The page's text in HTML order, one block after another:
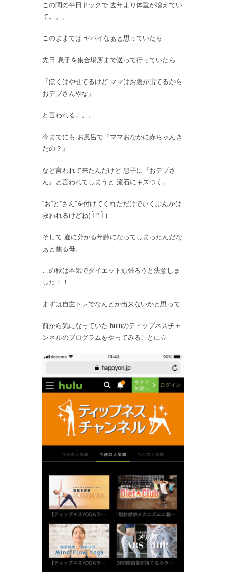
この間の半日ドックで 去年より体重が増えてい
て。。。
このままでは ヤバイなぁと思っていたら
先日 息子を集合場所まで送って行っていたら
『ぼくはやせてるけど ママはお腹が出てるから
おデブさんやな』
と言われる。。。
今までにも お風呂で『ママおなかに赤ちゃんき
たの？』
など言われて来たんだけど 息子に『おデブさ
ん』と言われてしまうと 流石にキズつく。
“お”と”さん”を付けてくれただけでいくぶんかは
救われるけどね( Ĭ ^ Ĭ )
そして 遂に分かる年齢になってしまったんだな
ぁと焦る母。
この秋は本気でダイエット頑張ろうと決意しま
した！！
まずは自主トレでなんとか出来ないかと思って
前から気になっていた huluのティップネスチャ
ンネルのプログラムをやってみることに☆